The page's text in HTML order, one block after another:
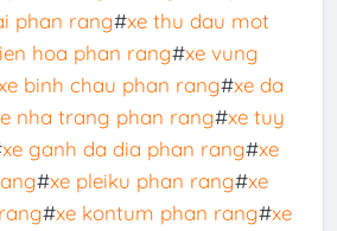
phan rang#xe thu dau mot
hoa phan rang#xe vung
binh chau phan rang#xe da
nha trang phan rang#xe tuy
xe ganh da dia phan rang#xe
#xe pleiku phan rang#xe
#xe kontum phan rang#xe